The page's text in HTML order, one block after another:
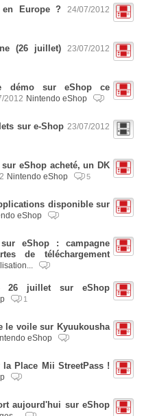
en Europe ?
24/07/2012
(26 juillet)
23/07/2012
démo sur eShop ce
2012 Nintendo eShop
sur e-Shop 23/07/2012
eShop acheté, un DK
Nintendo eShop 5
disponible sur
eShop
eShop : campagne
de téléchargement
26 juillet sur eShop
1
le voile sur Kyuukousha
eShop
Place Mii StreetPass !
aujourd'hui sur eShop